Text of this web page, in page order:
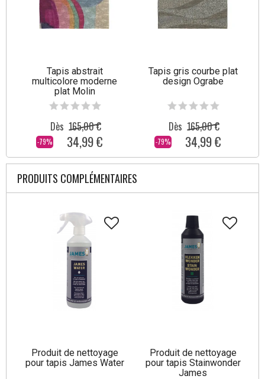
Tapis abstrait
multicolore moderne
plat Molin
-79%
Dès 165,00 €
34,99 €
Tapis gris courbe plat
design Ograbe
-79%
Dès 165,00 €
34,99 €
PRODUITS COMPLÉMENTAIRES
Produit de nettoyage
pour tapis James Water
Produit de nettoyage
pour tapis Stainwonder
James